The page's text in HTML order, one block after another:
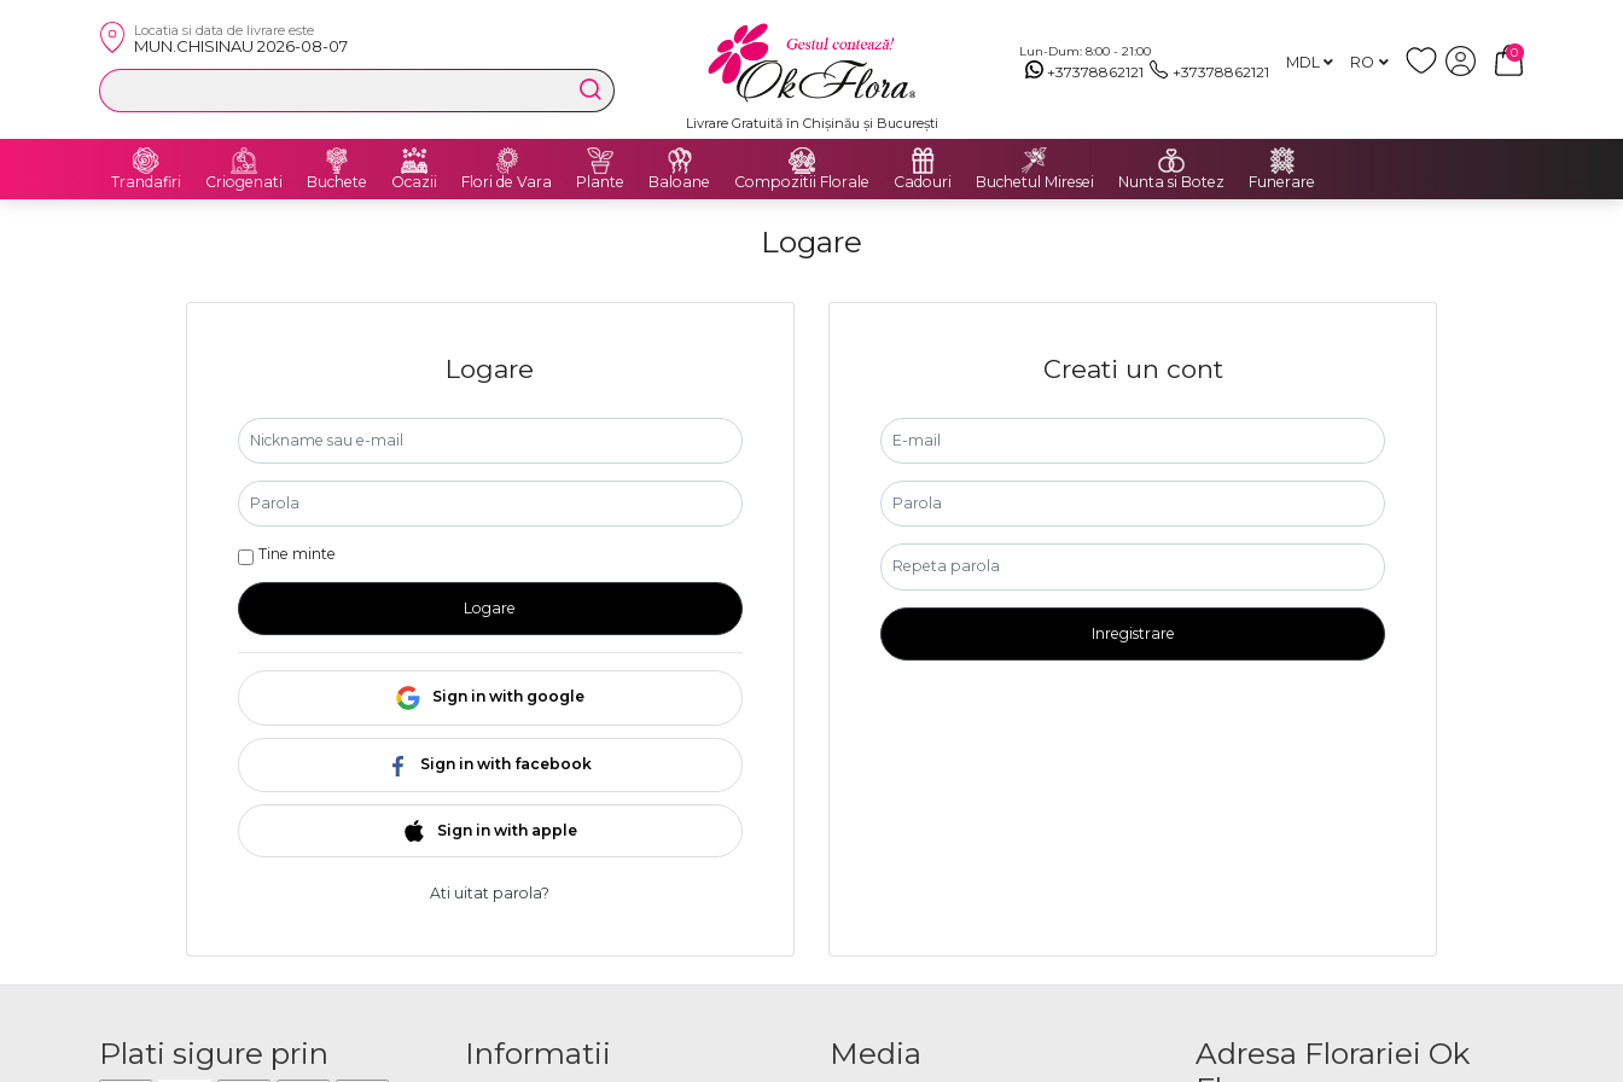
Locatia si data de livrare este
MUN.CHISINAU 2026-08-07 Lun-Dum: 8:00 - 21:00
+37378862121 +37378862121 MDL RO
0
Livrare Gratuită în Chișinău și București
Trandafiri Criogenati Buchete Ocazii Flori de Vara Plante Baloane Compozitii Florale Cadouri Buchetul Miresei Nunta si Botez Funerare
Logare
Logare
Tine minte
Logare
Sign in with google
Sign in with facebook
Sign in with apple
Ati uitat parola?
Creati un cont
Inregistrare
Plati sigure prin Informatii Media
Adresa Florariei Ok